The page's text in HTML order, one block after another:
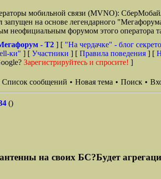
мобильной связи (MVNO):
на основе легендарного
неофициальным форумом этого оператора
- T2 ] [ "На чердачке" - блог
ки" ] [ Участники ] [ Правила поведения ] [
Зарегистрируйтесь и спросите! ]
Список сообщений • Новая тема • Поиск •
()
на своих БС?Будет